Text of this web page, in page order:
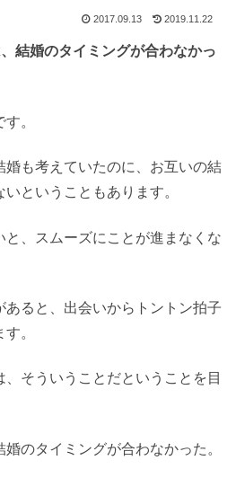
2017.09.13 2019.11.22
結婚のタイミングが合わなかっ
。
婚も考えていたのに、お互いの結
ということもあります。
、スムーズにことが進まなくな
あると、出会いからトントン拍子
。
そういうことだということを目
のタイミングが合わなかった。